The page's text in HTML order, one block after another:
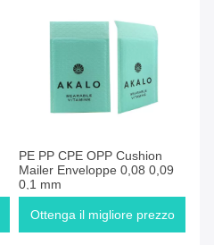
PE PP CPE OPP Cushion
Mailer Enveloppe 0,08 0,09
0,1 mm
Ottenga il migliore prezzo